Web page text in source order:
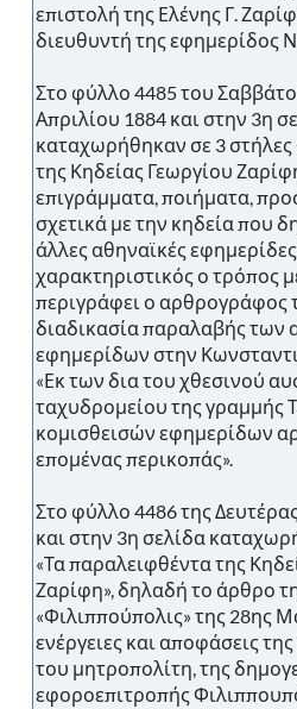
επιστολή της Ελένης Γ.
διευθυντή της εφημερίδος
Στο φύλλο 4485 του
Απριλίου 1884 και στην 3η
καταχωρήθηκαν σε 3 στήλες
της Κηδείας Γεωργίου
επιγράμματα, ποιήματα,
σχετικά με την κηδεία που
άλλες αθηναϊκές εφημερίδες
χαρακτηριστικός ο τρόπος
περιγράφει ο αρθρογράφος
διαδικασία παραλαβής των
εφημερίδων στην
«Εκ των δια του χθεσινού
ταχυδρομείου της γραμμής
κομισθεισών εφημερίδων
επομένας περικοπάς».
Στο φύλλο 4486 της
και στην 3η σελίδα
«Τα παραλειφθέντα της
Ζαρίφη», δηλαδή το άρθρο
«Φιλιππούπολις» της 28ης
ενέργειες και αποφάσεις
του μητροπολίτη, της
εφοροεπιτροπής